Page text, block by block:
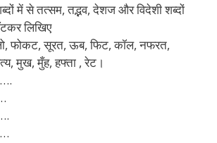
में से तत्सम, तद्भव, देशज और विदेशी शब्दों
लिखिए
फोकट, सूरत, ऊब, फिट, कॉल, नफरत,
मुख, मुँह, हफ्ता , रेट।